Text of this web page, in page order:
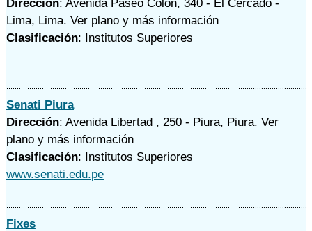
Dirección: Avenida Paseo Colón, 340 - El Cercado -
Lima, Lima. Ver plano y más información
Clasificación: Institutos Superiores
Senati Piura
Dirección: Avenida Libertad , 250 - Piura, Piura. Ver
plano y más información
Clasificación: Institutos Superiores
www.senati.edu.pe
Fixes